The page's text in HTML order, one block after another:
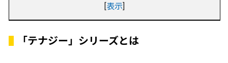
[表示]
「テナジー」シリーズとは